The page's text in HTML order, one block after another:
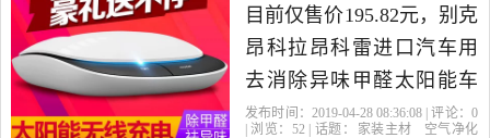
目前仅售价195.82元，别克
昂科拉昂科雷进口汽车用
去消除异味甲醛太阳能车
载空气净化器是2019年美
发布时间：2019-04-28 08:36:08 | 评论： 0
| 浏览： 52| 话题： 家装主材
空气净化